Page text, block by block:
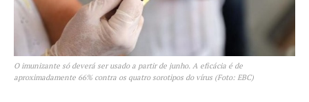
O imunizante só deverá ser usado a partir de junho. A eficácia é de
aproximadamente 66% contra os quatro sorotipos do vírus (Foto: EBC)